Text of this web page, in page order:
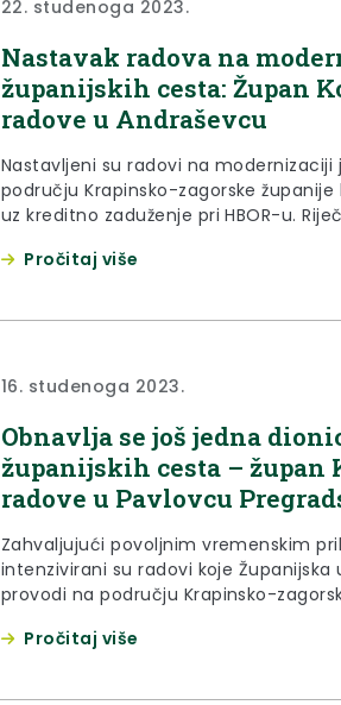
22. studenoga 2023.
Nastavak radova na
županijskih cesta: Župan
radove u Andraševcu
Nastavljeni su radovi na modernizaciji
području Krapinsko-zagorske
uz kreditno zaduženje pri HBOR-u.
Colas Hrvatska d.d., a kojima se
ovog tjedna radovi se izvode na
Pročitaj više
16. studenoga 2023.
Obnavlja se još jedna
županijskih cesta – župan
radove u Pavlovcu
Zahvaljujući povoljnim vremenskim
intenzivirani su radovi koje Županijska
provodi na području Krapinsko-
(Ž2151) – Marinci- Velika Horvatska
obišao je u četvrtak, 16. studenog
Pročitaj više